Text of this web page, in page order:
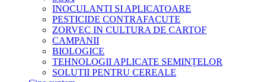
INOCULANTI SI APLICATOARE
PESTICIDE CONTRAFACUTE
ZORVEC IN CULTURA DE CARTOF
CAMPANII
BIOLOGICE
TEHNOLOGII APLICATE SEMINȚELOR
SOLUTII PENTRU CEREALE